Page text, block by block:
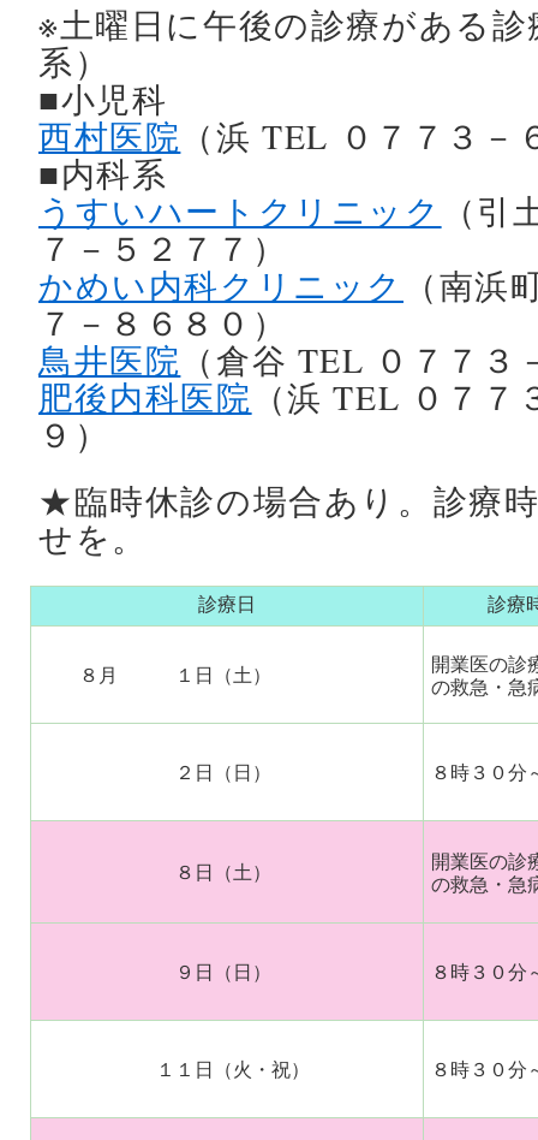
※土曜日に午後の診療がある
系）
■小児科
西村医院 （浜 TEL ０７７３
■内科系
うすいハートクリニック
（
７－５２７７）
かめい内科クリニック
（南浜
７－８６８０）
鳥井医院 （倉谷 TEL ０７７
肥後内科医院 （浜 TEL ０７
９）
★臨時休診の場合あり。診療
せを。
診療日 診療
８月 １日（土）
開業医の診
の救急・急
２日（日） ８時３０分
８日（土）
開業医の診
の救急・急
９日（日） ８時３０分
１１日（火・祝） ８時３０分